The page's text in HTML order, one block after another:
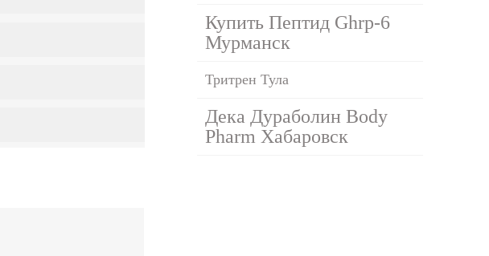
Купить Пептид Ghrp-6
Мурманск
Тритрен Тула
Дека Дураболин Body
Pharm Хабаровск